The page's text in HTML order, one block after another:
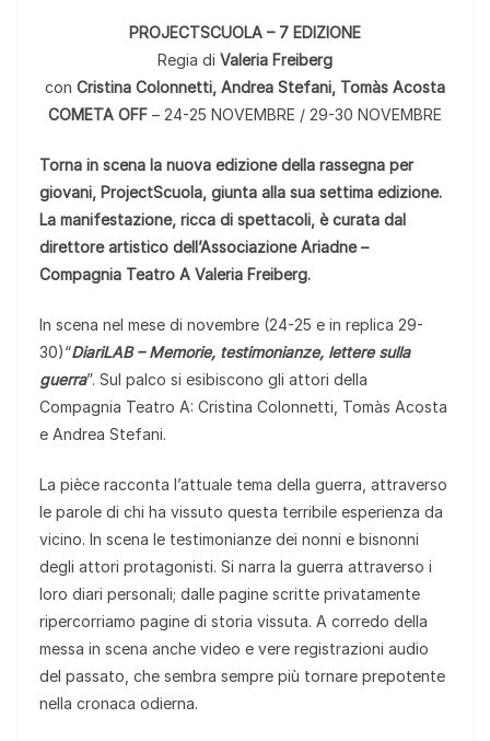
PROJECTSCUOLA – 7 EDIZIONE
Regia di Valeria Freiberg
con Cristina Colonnetti, Andrea Stefani, Tomàs Acosta
COMETA OFF – 24-25 NOVEMBRE / 29-30 NOVEMBRE
Torna in scena la nuova edizione della rassegna per
giovani, ProjectScuola, giunta alla sua settima edizione.
La manifestazione, ricca di spettacoli, è curata dal
direttore artistico dell’Associazione Ariadne –
Compagnia Teatro A Valeria Freiberg.
In scena nel mese di novembre (24-25 e in replica 29-
30)“DiariLAB – Memorie, testimonianze, lettere sulla
guerra”. Sul palco si esibiscono gli attori della
Compagnia Teatro A: Cristina Colonnetti, Tomàs Acosta
e Andrea Stefani.
La pièce racconta l’attuale tema della guerra, attraverso
le parole di chi ha vissuto questa terribile esperienza da
vicino. In scena le testimonianze dei nonni e bisnonni
degli attori protagonisti. Si narra la guerra attraverso i
loro diari personali; dalle pagine scritte privatamente
ripercorriamo pagine di storia vissuta. A corredo della
messa in scena anche video e vere registrazioni audio
del passato, che sembra sempre più tornare prepotente
nella cronaca odierna.